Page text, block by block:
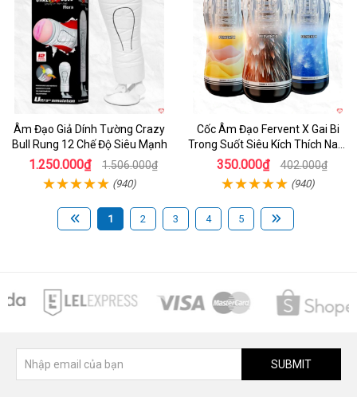
Âm Đạo Giả Dính Tường Crazy
Bull Rung 12 Chế Độ Siêu Mạnh
1.250.000₫ 1.506.000₫
(940)
Cốc Âm Đạo Fervent X Gai Bi
Trong Suốt Siêu Kích Thích Nam
Giới
350.000₫ 402.000₫
(940)
1 2 3 4 5
SUBMIT